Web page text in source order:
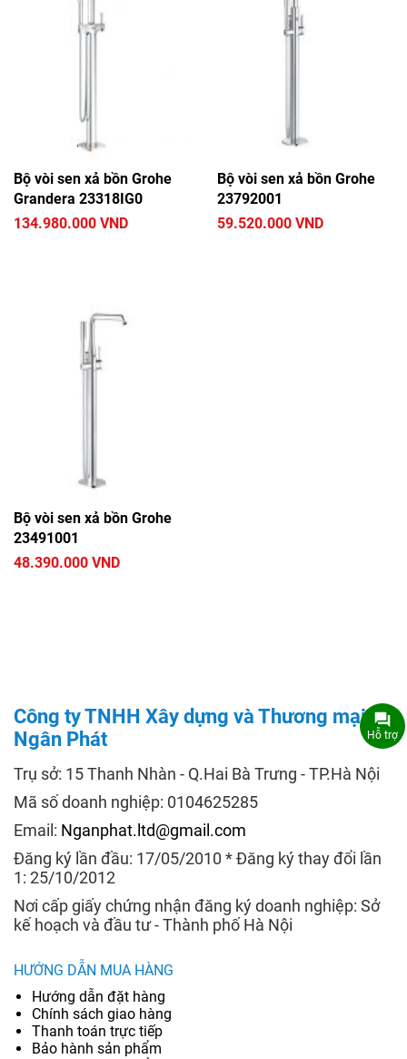
Bộ vòi sen xả bồn Grohe
Grandera 23318IG0
134.980.000 VND
Bộ vòi sen xả bồn Grohe
23792001
59.520.000 VND
Bộ vòi sen xả bồn Grohe
23491001
48.390.000 VND
Công ty TNHH Xây dựng và Thương mại
Ngân Phát
Trụ sở: 15 Thanh Nhàn - Q.Hai Bà Trưng - TP.Hà Nội
Mã số doanh nghiệp: 0104625285
Email: Nganphat.ltd@gmail.com
Đăng ký lần đầu: 17/05/2010 * Đăng ký thay đổi lần
1: 25/10/2012
Nơi cấp giấy chứng nhận đăng ký doanh nghiệp: Sở
kế hoạch và đầu tư - Thành phố Hà Nội
HƯỚNG DẪN MUA HÀNG
Hướng dẫn đặt hàng
Chính sách giao hàng
Thanh toán trực tiếp
Bảo hành sản phẩm
Hỗ trợ